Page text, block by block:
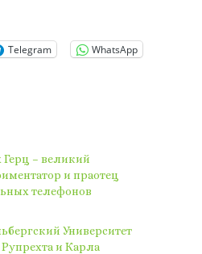
Telegram WhatsApp
Герц – великий
и праотец
телефонов
Университет
и Карла